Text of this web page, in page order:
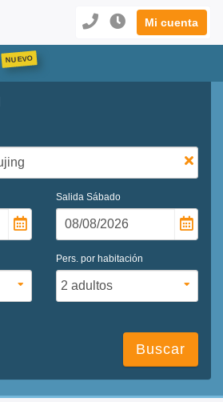
Mi cuenta
Salida Sábado
Pers. por habitación
Buscar